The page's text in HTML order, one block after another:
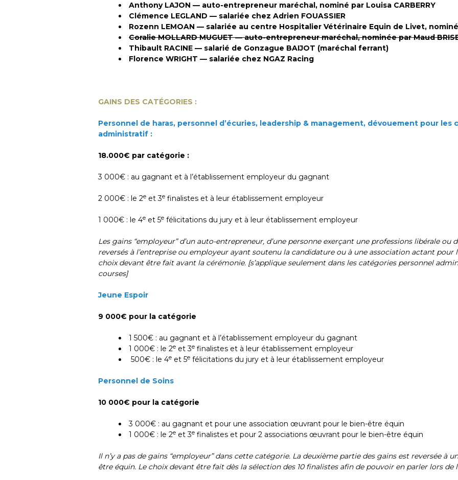
Anthony LAJON — auto-entrepreneur maréchal, nominé par Louisa CARBERRY
Clémence LEGLAND — salariée chez Adrien FOUASSIER
Rozenn LEMOAN — salariée au centre Hospitalier Vétérinaire Equin de Livet,
Coralie MOLLARD MUGUET — auto-entrepreneur maréchal, nominée par Maud
Thibault RACINE — salarié de Gonzague BAIJOT (maréchal ferrant)
Florence WRIGHT — salariée chez NGAZ Racing
GAINS DES CATÉGORIES :
Personnel de haras, personnel d’écuries, leadership & management, dévouement pour les
administratif :
18.000€ par catégorie :
3 000€ : au gagnant et à l’établissement employeur du gagnant
2 000€ : le 2e et 3e finalistes et à leur établissement employeur
1 000€ : le 4e et 5e félicitations du jury et à leur établissement employeur
Les gains “employeur” d’un auto-entrepreneur, d’une personne exerçant une professions libérale ou
reversés à l’entreprise ou employeur ayant soutenu la candidature ou à une association actant pour
choix devant être fait avant la cérémonie. [s’applique seulement dans les catégories personnel
courses]
Jeune Espoir
9 000€ pour la catégorie
1 500€ : au gagnant et à l’établissement employeur du gagnant
1 000€ : le 2e et 3e finalistes et à leur établissement employeur
500€ : le 4e et 5e félicitations du jury et à leur établissement employeur
Personnel de Soins
10 000€ pour la catégorie
3 000€ : au gagnant et pour une association œuvrant pour le bien-être équin
1 000€ : le 2e et 3e finalistes et pour 2 associations œuvrant pour le bien-être équin
Il n’y a pas de gains “employeur” dans cette catégorie. La deuxième partie des gains est reversée à
être équin. Le choix devant être fait dès la sélection des 10 finalistes afin de pouvoir en parler lors de